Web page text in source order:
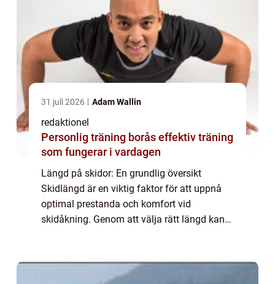
31 juli 2026 Adam Wallin
redaktionel
Personlig träning borås effektiv träning
som fungerar i vardagen
Längd på skidor: En grundlig översikt
Skidlängd är en viktig faktor för att uppnå
optimal prestanda och komfort vid
skidåkning. Genom att välja rätt längd kan
backen....